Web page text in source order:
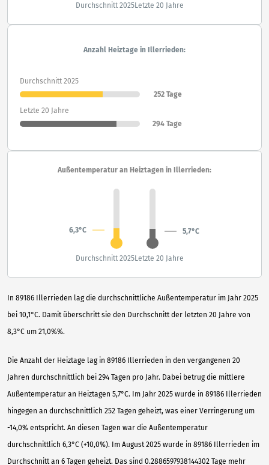
In 89186 Illerrieden lag die durchschnittliche Außentemperatur im Jahr 2025
bei 10,1°C. Damit überschritt sie den Durchschnitt der letzten 20 Jahre von
8,3°C um 21,0%%.
Die Anzahl der Heiztage lag in 89186 Illerrieden in den vergangenen 20
Jahren durchschnittlich bei 294 Tagen pro Jahr. Dabei betrug die mittlere
Außentemperatur an Heiztagen 5,7°C. Im Jahr 2025 wurde in 89186 Illerrieden
hingegen an durchschnittlich 252 Tagen geheizt, was einer Verringerung um
-14,0% entspricht. An diesen Tagen war die Außentemperatur
durchschnittlich 6,3°C (+10,0%). Im August 2025 wurde in 89186 Illerrieden im
Durchschnitt an 6 Tagen geheizt. Das sind 0.2886597938144302 Tage mehr
Durchschnitt 2025Letzte 20 Jahre
Anzahl Heiztage in Illerrieden:
Durchschnitt 2025
252 Tage
Letzte 20 Jahre
294 Tage
Außentemperatur an Heiztagen in Illerrieden:
6,3°C 5,7°C
Durchschnitt 2025Letzte 20 Jahre